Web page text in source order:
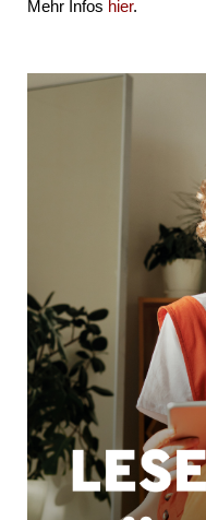
Mehr Infos hier.